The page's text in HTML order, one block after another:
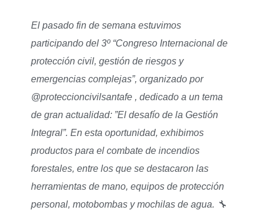
El pasado fin de semana estuvimos
participando del 3º “Congreso Internacional de
protección civil, gestión de riesgos y
emergencias complejas”, organizado por
@proteccioncivilsantafe , dedicado a un tema
de gran actualidad: ”El desafío de la Gestión
Integral”. En esta oportunidad, exhibimos
productos para el combate de incendios
forestales, entre los que se destacaron las
herramientas de mano, equipos de protección
personal, motobombas y mochilas de agua. 🔧